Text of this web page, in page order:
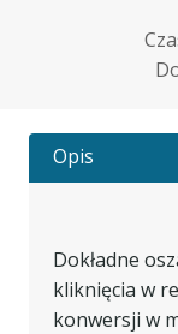
Opis
Dokładne
kliknięcia w
konwersji w